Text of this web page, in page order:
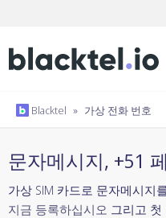
Blacktel » 가상 전화 번호
문자메시지, +51
가상 SIM 카드로 문자메시지
지금 등록하십시오 그리고